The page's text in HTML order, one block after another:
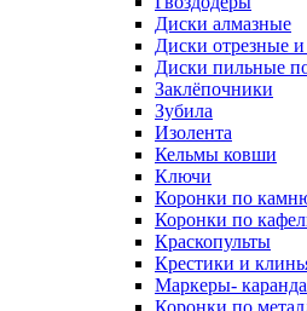
Диски алмазные
Диски отрезные
Диски пильные
Заклёпочники
Зубила
Изолента
Кельмы ковши
Ключи
Коронки по
Коронки по
Краскопульты
Крестики и
Маркеры-
Коронки по